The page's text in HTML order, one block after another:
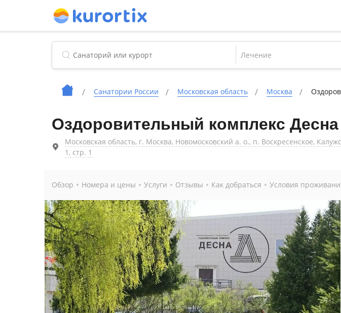
Лечение
Cанатории России Московская область Москва
Оздоровительный комплекс Десна
Московская область, г. Москва, Новомосковский а. о., п. Воскресенское,
1, стр. 1
Обзор Номера и цены Услуги Отзывы Как добраться Условия